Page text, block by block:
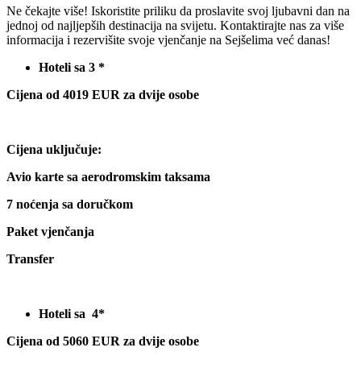
Ne čekajte više! Iskoristite priliku da proslavite svoj ljubavni dan na
jednoj od najljepših destinacija na svijetu. Kontaktirajte nas za više
informacija i rezervišite svoje vjenčanje na Sejšelima već danas!
Hoteli sa 3 *
Cijena od 4019 EUR za dvije osobe
Cijena uključuje:
Avio karte sa aerodromskim taksama
7 noćenja sa doručkom
Paket vjenčanja
Transfer
Hoteli sa 4*
Cijena od 5060 EUR za dvije osobe